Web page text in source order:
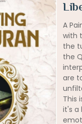
A
with
the
the
are
This
it's a